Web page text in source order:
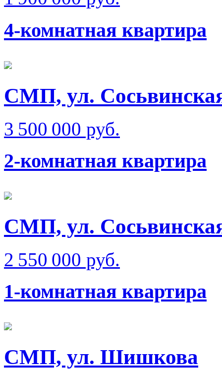
4-комнатная квартира
СМП, ул.
3 500 000 руб.
2-комнатная квартира
СМП, ул.
2 550 000 руб.
1-комнатная квартира
СМП, ул. Шишкова